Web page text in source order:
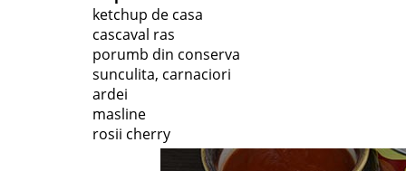
ketchup de casa
cascaval ras
porumb din conserva
sunculita, carnaciori
ardei
masline
rosii cherry